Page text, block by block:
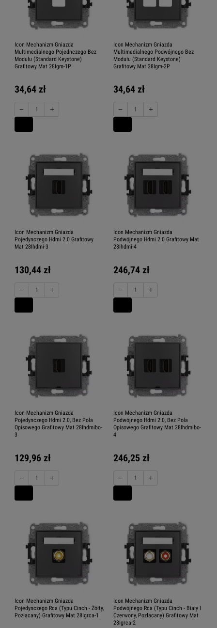
Icon Mechanizm Gniazda
Multimedialnego Pojednczego Bez
Modułu (Standard Keystone)
Grafitowy Mat 28Igm-1P
34,64 zł
− +
Icon Mechanizm Gniazda
Multimedialnego Podwójnego Bez
Modułu (Standard Keystone)
Grafitowy Mat 28Igm-2P
34,64 zł
− +
Icon Mechanizm Gniazda
Pojedynczego Hdmi 2.0 Grafitowy
Mat 28Ihdmi-3
130,44 zł
− +
Icon Mechanizm Gniazda
Podwójnego Hdmi 2.0 Grafitowy Mat
28Ihdmi-4
246,74 zł
− +
Icon Mechanizm Gniazda
Pojedynczego Hdmi 2.0, Bez Pola
Opisowego Grafitowy Mat 28Ihdmibo-
3
129,96 zł
− +
Icon Mechanizm Gniazda
Podwójnego Hdmi 2.0, Bez Pola
Opisowego Grafitowy Mat 28Ihdmibo-
4
246,25 zł
− +
Icon Mechanizm Gniazda
Pojedynczego Rca (Typu Cinch - Żółty,
Pozłacany) Grafitowy Mat 28Igrca-1
Icon Mechanizm Gniazda
Podwójnego Rca (Typu Cinch - Biały I
Czerwony, Pozłacany) Grafitowy Mat
28Igrca-2